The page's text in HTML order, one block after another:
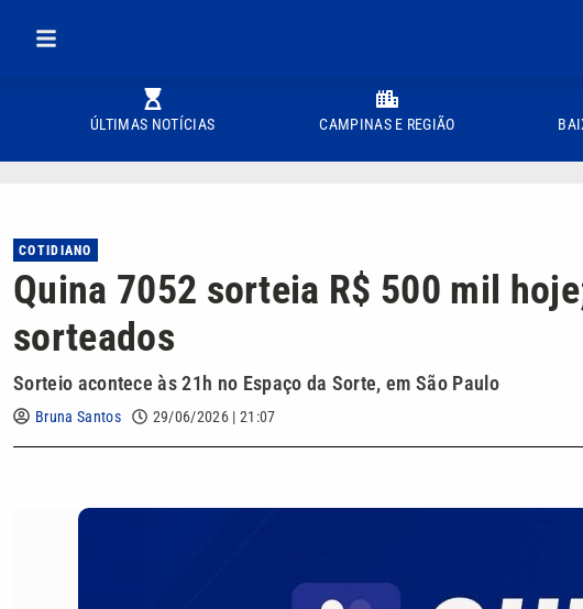
ÚLTIMAS NOTÍCIAS CAMPINAS E REGIÃO
COTIDIANO
Quina 7052 sorteia R$ 500 mil
sorteados
Sorteio acontece às 21h no Espaço da Sorte, em São Paulo
Bruna Santos 29/06/2026 | 21:07